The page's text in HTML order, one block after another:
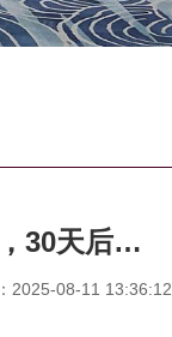
30天后…
2025-08-11 13:36:12